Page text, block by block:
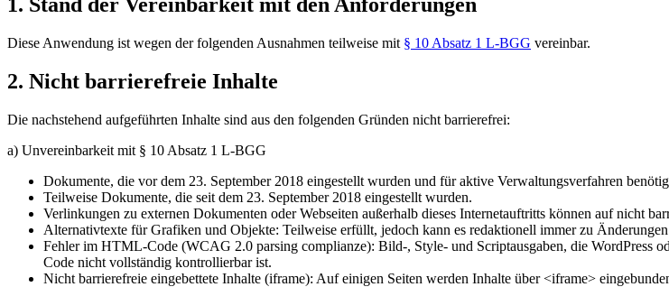
Diese Anwendung ist wegen der folgenden Ausnahmen teilweise mit § 10 Absatz 1 L-BGG vereinbar.
2. Nicht barrierefreie Inhalte
Die nachstehend aufgeführten Inhalte sind aus den folgenden Gründen nicht barrierefrei:
a) Unvereinbarkeit mit § 10 Absatz 1 L-BGG
Dokumente, die vor dem 23. September 2018 eingestellt wurden und für aktive Verwaltungsverfahren
Teilweise Dokumente, die seit dem 23. September 2018 eingestellt wurden.
Verlinkungen zu externen Dokumenten oder Webseiten außerhalb dieses Internetauftritts können auf nicht
Alternativtexte für Grafiken und Objekte: Teilweise erfüllt, jedoch kann es redaktionell immer zu
Fehler im HTML-Code (WCAG 2.0 parsing complianze): Bild-, Style- und Scriptausgaben, die WordPress
Code nicht vollständig kontrollierbar ist.
Nicht barrierefreie eingebettete Inhalte (iframe): Auf einigen Seiten werden Inhalte über <iframe>